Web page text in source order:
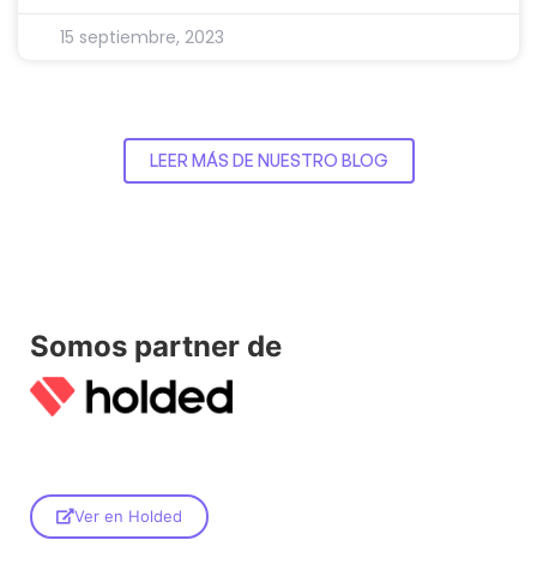
15 septiembre, 2023
LEER MÁS DE NUESTRO BLOG
Somos partner de
Ver en Holded